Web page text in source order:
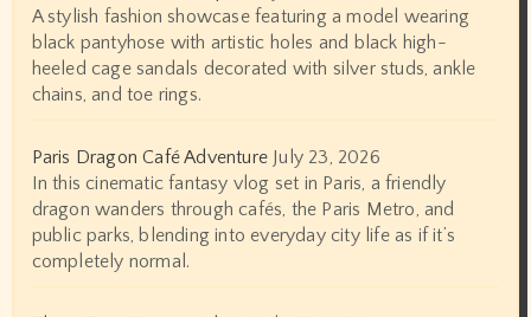
A stylish fashion showcase featuring a model wearing
black pantyhose with artistic holes and black high-
heeled cage sandals decorated with silver studs, ankle
chains, and toe rings.
Paris Dragon Café Adventure July 23, 2026
In this cinematic fantasy vlog set in Paris, a friendly
dragon wanders through cafés, the Paris Metro, and
public parks, blending into everyday city life as if it’s
completely normal.